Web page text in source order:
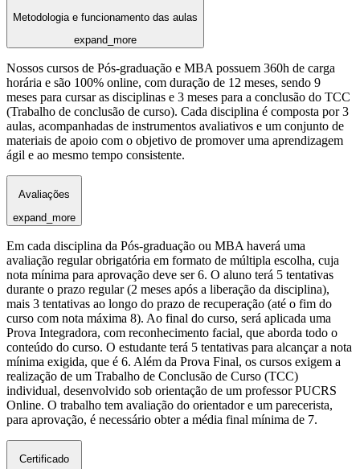
Metodologia e funcionamento das aulas
expand_more
Nossos cursos de Pós-graduação e MBA possuem 360h de carga
horária e são 100% online, com duração de 12 meses, sendo 9
meses para cursar as disciplinas e 3 meses para a conclusão do TCC
(Trabalho de conclusão de curso). Cada disciplina é composta por 3
aulas, acompanhadas de instrumentos avaliativos e um conjunto de
materiais de apoio com o objetivo de promover uma aprendizagem
ágil e ao mesmo tempo consistente.
Avaliações
expand_more
Em cada disciplina da Pós-graduação ou MBA haverá uma
avaliação regular obrigatória em formato de múltipla escolha, cuja
nota mínima para aprovação deve ser 6. O aluno terá 5 tentativas
durante o prazo regular (2 meses após a liberação da disciplina),
mais 3 tentativas ao longo do prazo de recuperação (até o fim do
curso com nota máxima 8). Ao final do curso, será aplicada uma
Prova Integradora, com reconhecimento facial, que aborda todo o
conteúdo do curso. O estudante terá 5 tentativas para alcançar a nota
mínima exigida, que é 6. Além da Prova Final, os cursos exigem a
realização de um Trabalho de Conclusão de Curso (TCC)
individual, desenvolvido sob orientação de um professor PUCRS
Online. O trabalho tem avaliação do orientador e um parecerista,
para aprovação, é necessário obter a média final mínima de 7.
Certificado